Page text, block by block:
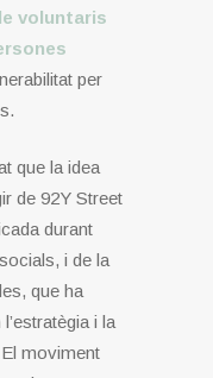
voluntaris
per
que la idea
de 92Y Street
durant
i de la
que ha
i la
moviment